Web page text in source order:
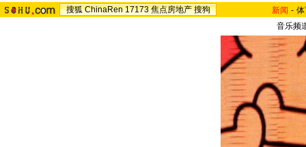
搜狐 ChinaRen 17173 焦点房地产 搜狗 新闻 -
音乐频